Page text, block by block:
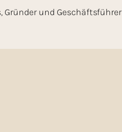
Gründer und Geschäft­sführer